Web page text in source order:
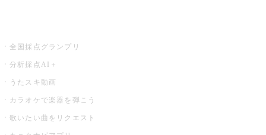
全国採点グランプリ
分析採点AI＋
うたスキ動画
カラオケで楽器を弾こう
歌いたい曲をリクエスト